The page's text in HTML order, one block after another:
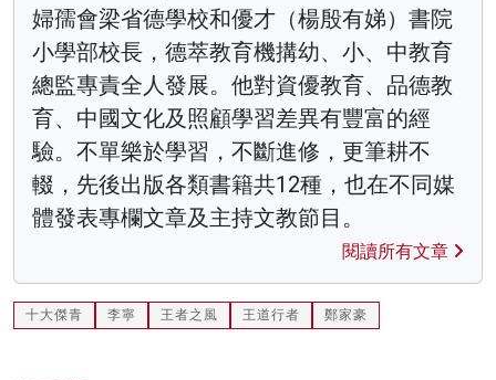
婦孺會梁省德學校和優才（楊殷有娣）書院
小學部校長，德萃教育機搆幼、小、中教育
總監專責全人發展。他對資優教育、品德教
育、中國文化及照顧學習差異有豐富的經
驗。不單樂於學習，不斷進修，更筆耕不
輟，先後出版各類書籍共12種，也在不同媒
體發表專欄文章及主持文教節目。
閱讀所有文章
十大傑青 李寧 王者之風 王道行者 鄭家豪